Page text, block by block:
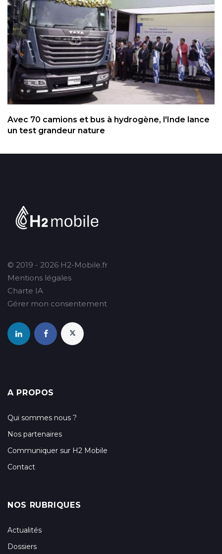
Avec 70 camions et bus à hydrogène, l'Inde lance
un test grandeur nature
© 2019 - 2026 H2-Mobile.fr
Mentions légales
Charte IA
Gérer mon consentement
A PROPOS
Qui sommes nous ?
Nos partenaires
Communiquer sur H2 Mobile
Contact
NOS RUBRIQUES
Actualités
Dossiers